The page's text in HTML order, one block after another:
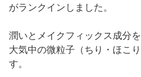
がランクインしました。
潤いとメイクフィックス成分
大気中の微粒子（ちり・ほこ
す。